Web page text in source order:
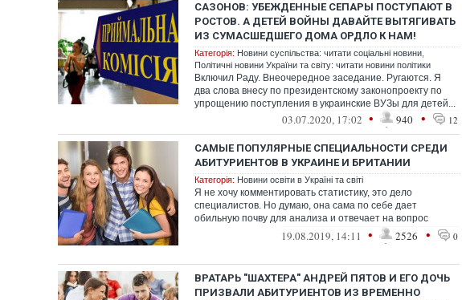
САЗОНОВ: УБЕЖДЕННЫЕ СЕПАРЫ ПОСТУПАЮТ В
РОСТОВ. А ДЕТЕЙ ВОЙНЫ ДАВАЙТЕ ВЫТЯГИВАТЬ
ИЗ СУМАСШЕДШЕГО ДОМА ОРДЛО К НАМ!
Категорія: Новини суспільства: читати соціальні новини
Політичні новини України та світу: читати новини політики
Включил Раду. Внеочередное заседание. Ругаются. Я
два слова внесу по президентскому законопроекту по
упрощению поступления в украинские ВУЗы для детей...
03.07.2020, 17:02 • 940 • 12
САМЫЕ ПОПУЛЯРНЫЕ СПЕЦИАЛЬНОСТИ СРЕДИ
АБИТУРИЕНТОВ В УКРАИНЕ И БРИТАНИИ
Категорія: Новини освіти в Україні та світі
Я не хочу комментировать статистику, это дело
специалистов. Но думаю, она сама по себе дает
обильную почву для анализа и отвечает на вопрос
19.08.2019, 14:11 • 2526 • 0
ВРАТАРЬ "ШАХТЕРА" АНДРЕЙ ПЯТОВ И ЕГО ДОЧЬ
ПРИЗВАЛИ АБИТУРИЕНТОВ ИЗ ВРЕМЕННО